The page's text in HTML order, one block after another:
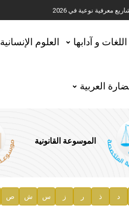
معرفية نوعية في 2026
اللغات و آدابها العلوم الإنسانية
العربية
الموسوعة القانونية
د ذ ر ز س ش ص